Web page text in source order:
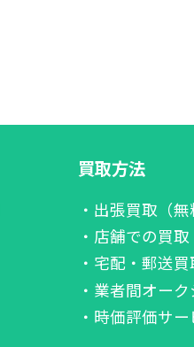
買取方法
・出張買取（無
・店舗での買取
・宅配・郵送
・業者間オー
・時価評価サー